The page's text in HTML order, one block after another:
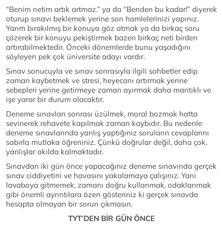
“Benim netim artık artmaz.” ya da “Benden bu kadar!” diyerek
oturup sınavı beklemek yerine son hamlelerinizi yapınız.
Yarım bırakılmış bir konuya göz atmak ya da birkaç soru
çözerek bir konuyu pekiştirmek bazen birkaç neti birden
artırabilmektedir. Önceki dönemlerde bunu yaşadığını
söyleyen pek çok üniversite adayı vardır.
Sınav sonucuyla ve sınav sonrasıyla ilgili sohbetler edip
zaman kaybetmek ve stresi, heyecanı artırmak yerine
sebepleri yerine getirmeye zaman ayırmak daha mantıklı ve
işe yarar bir durum olacaktır.
Deneme sınavları sonrası üzülmek, moral bozmak hatta
sevinerek rehavete kapılmak zaman kaybıdır. Bu nedenle
deneme sınavlarında yanlış yaptığınız soruların cevaplarını
sabırla mutlaka öğreniniz. Çünkü doğrular değil, daha çok,
yanlışlar akılda kalmaktadır.
Sınavdan iki gün önce yapacağınız deneme sınavında gerçek
sınav ciddiyetini ve havasını yakalamaya çalışınız. Yani
lavaboya gitmemek, zamanı doğru kullanmak, odaklanmak
gibi önemli ayrıntılara özen gösteriniz ki gerçek sınavda
hesapta olmayan bir sorun çıkmasın.
TYT’DEN BİR GÜN ÖNCE